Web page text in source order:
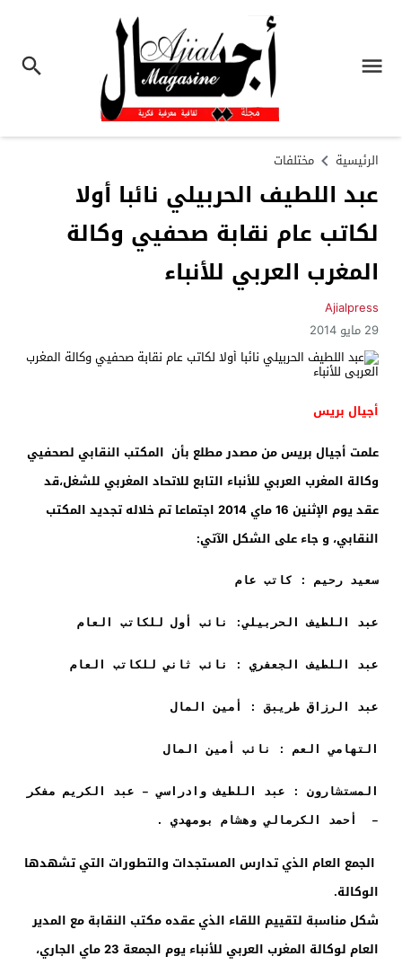
الرئيسية مختلفات
عبد اللطيف الحربيلي نائبا أولا
لكاتب عام نقابة صحفيي وكالة
المغرب العربي للأنباء
Ajialpress
29 مايو 2014
أجيال بريس
علمت أجيال بريس من مصدر مطلع بأن المكتب النقابي لصحفيي
وكالة المغرب العربي للأنباء التابع للاتحاد المغربي للشغل،قد
عقد يوم الإثنين 16 ماي 2014 اجتماعا تم خلاله تجديد المكتب
النقابي، و جاء على الشكل الآتي:
سعيد رحيم : كاتب عام
عبد اللطيف الحربيلي: نائب أول للكاتب العام
عبد اللطيف الجعفري : نائب ثاني للكاتب العام
عبد الرزاق طريبق : أمين المال
التهامي العم : نائب أمين المال
المستشارون : عبد اللطيف وادراسي – عبد الكريم مفكر
– أحمد الكرمالي وهشام بومهدي .
الجمع العام الذي تدارس المستجدات والتطورات التي تشهدها
الوكالة.
شكل مناسبة لتقييم اللقاء الذي عقده مكتب النقابة مع المدير
العام لوكالة المغرب العربي للأنباء يوم الجمعة 23 ماي الجاري،